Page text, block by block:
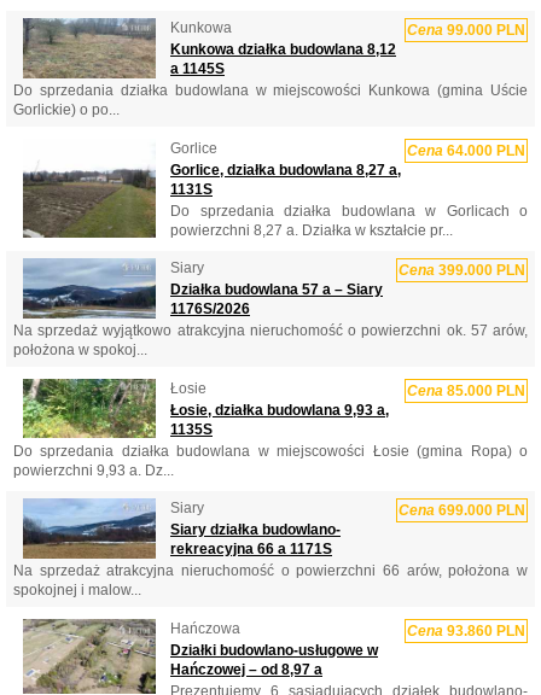
Kunkowa Cena 99.000 PLN
Kunkowa działka budowlana 8,12
a 1145S
Do sprzedania działka budowlana w miejscowości Kunkowa (gmina Uście
Gorlickie) o po...
Gorlice Cena 64.000 PLN
Gorlice, działka budowlana 8,27 a,
1131S
Do sprzedania działka budowlana w Gorlicach o
powierzchni 8,27 a. Działka w kształcie pr...
Siary Cena 399.000 PLN
Działka budowlana 57 a – Siary
1176S/2026
Na sprzedaż wyjątkowo atrakcyjna nieruchomość o powierzchni ok. 57 arów,
położona w spokoj...
Łosie Cena 85.000 PLN
Łosie, działka budowlana 9,93 a,
1135S
Do sprzedania działka budowlana w miejscowości Łosie (gmina Ropa) o
powierzchni 9,93 a. Dz...
Siary Cena 699.000 PLN
Siary działka budowlano-
rekreacyjna 66 a 1171S
Na sprzedaż atrakcyjna nieruchomość o powierzchni 66 arów, położona w
spokojnej i malow...
Hańczowa Cena 93.860 PLN
Działki budowlano-usługowe w
Hańczowej – od 8,97 a
Prezentujemy 6 sąsiadujących działek budowlano-